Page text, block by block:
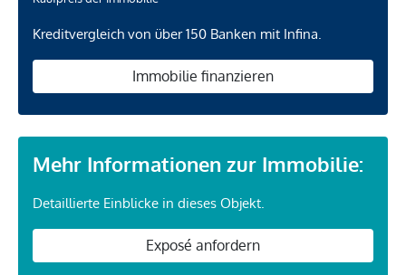
Kreditvergleich von über 150 Banken mit Infina.
Immobilie finanzieren
Mehr Informationen zur Immobilie:
Detaillierte Einblicke in dieses Objekt.
Exposé anfordern